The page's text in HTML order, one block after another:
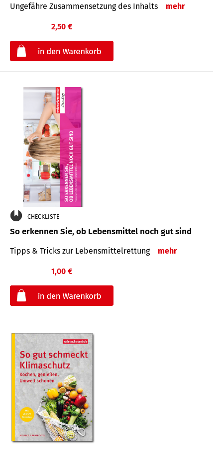
Ungefähre Zusammensetzung des Inhalts mehr
2,50 €
CHECKLISTE
So erkennen Sie, ob Lebensmittel noch gut sind
Tipps & Tricks zur Lebensmittelrettung mehr
1,00 €